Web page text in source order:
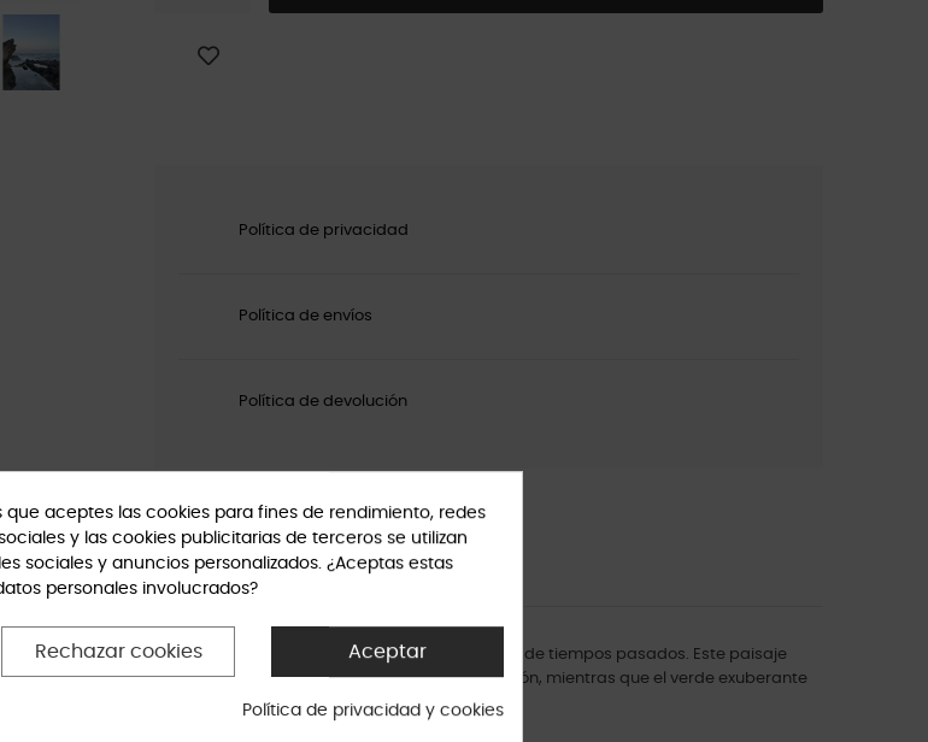
Política de privacidad
Política de envíos
Política de devolución
por antiguas paredes de piedra que podrían contar historias de tiempos pasados. Este paisaje
la imaginación. La extraordinaria vastedad proporciona inspiración, mientras que el verde exuberante
que aceptes las cookies para fines de rendimiento, redes
y las cookies publicitarias de terceros se utilizan
sociales y anuncios personalizados. ¿Aceptas estas
personales involucrados?
Aceptar
Rechazar cookies
Política de privacidad y cookies